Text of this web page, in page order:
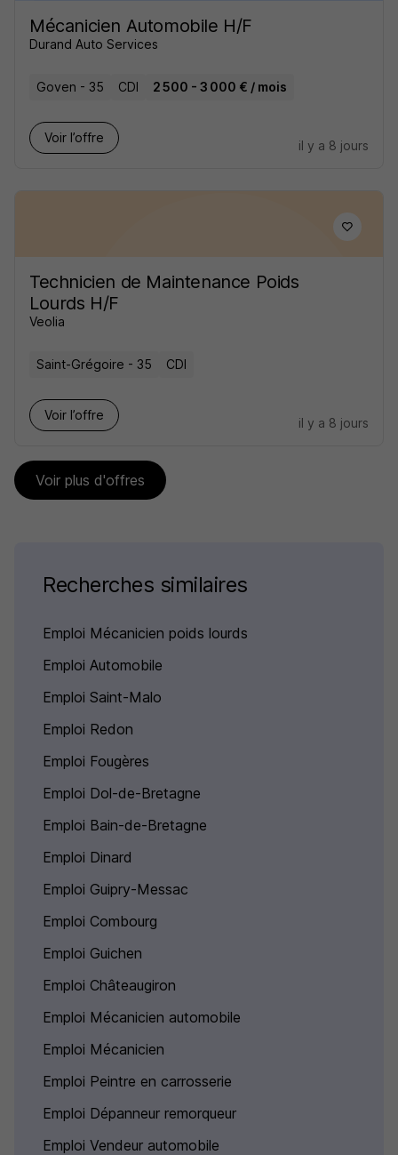
Mécanicien Automobile H/F
Durand Auto Services
Goven - 35 CDI 2 500 - 3 000 € / mois
Voir l’offre
il y a 8 jours
Technicien de Maintenance Poids
Lourds H/F
Veolia
Saint-Grégoire - 35 CDI
Voir l’offre
il y a 8 jours
Voir plus d'offres
Recherches similaires
Emploi Mécanicien poids lourds
Emploi Automobile
Emploi Saint-Malo
Emploi Redon
Emploi Fougères
Emploi Dol-de-Bretagne
Emploi Bain-de-Bretagne
Emploi Dinard
Emploi Guipry-Messac
Emploi Combourg
Emploi Guichen
Emploi Châteaugiron
Emploi Mécanicien automobile
Emploi Mécanicien
Emploi Peintre en carrosserie
Emploi Dépanneur remorqueur
Emploi Vendeur automobile